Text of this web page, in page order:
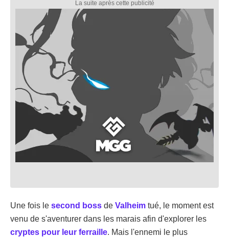
Une fois le second boss de Valheim tué, le moment est
venu de s'aventurer dans les marais afin d'explorer les
cryptes pour leur ferraille. Mais l'ennemi le plus